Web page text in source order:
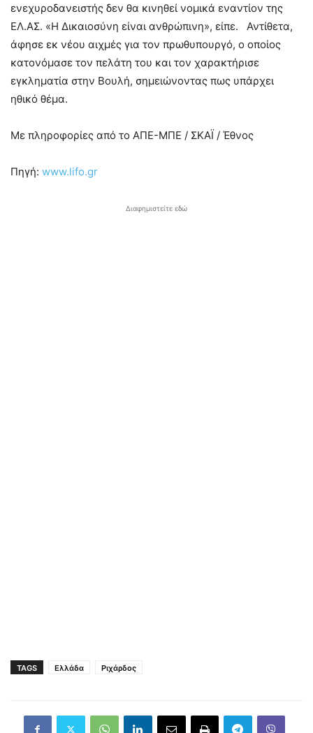
ενεχυροδανειστής δεν θα κινηθεί νομικά εναντίον της
ΕΛ.ΑΣ. «Η Δικαιοσύνη είναι ανθρώπινη», είπε. Αντίθετα,
άφησε εκ νέου αιχμές για τον πρωθυπουργό, ο οποίος
κατονόμασε τον πελάτη του και τον χαρακτήρισε
εγκληματία στην Βουλή, σημειώνοντας πως υπάρχει
ηθικό θέμα.
Με πληροφορίες από το ΑΠΕ-ΜΠΕ / ΣΚΑΪ / Έθνος
Πηγή: www.lifo.gr
Διαφημιστείτε εδώ
TAGS Ελλάδα Ριχάρδος